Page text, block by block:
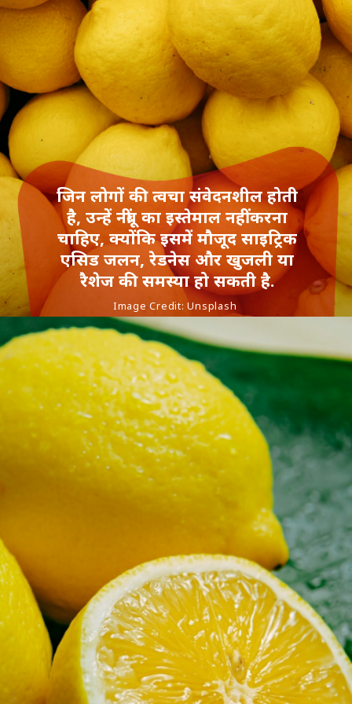
जिन लोगों की त्वचा संवेदनशील होती
है, उन्हें नींबू का इस्तेमाल नहीं करना
चाहिए, क्योंकि इसमें मौजूद साइट्रिक
एसिड जलन, रेडनेस और खुजली या
रैशेज की समस्या हो सकती है.
Image Credit: Unsplash